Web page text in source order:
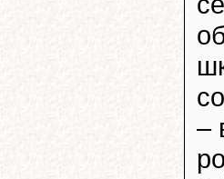
–